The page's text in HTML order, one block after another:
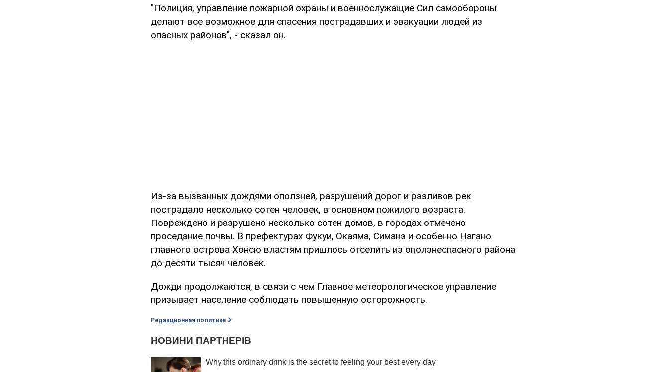
"Полиция, управление пожарной охраны и военнослужащие Сил самообороны
делают все возможное для спасения пострадавших и эвакуации людей из
опасных районов", - сказал он.
Из-за вызванных дождями оползней, разрушений дорог и разливов рек
пострадало несколько сотен человек, в основном пожилого возраста.
Повреждено и разрушено несколько сотен домов, в городах отмечено
проседание почвы. В префектурах Фукуи, Окаяма, Симанэ и особенно Нагано
главного острова Хонсю властям пришлось отселить из оползнеопасного района
до десяти тысяч человек.
Дожди продолжаются, в связи с чем Главное метеорологическое управление
призывает население соблюдать повышенную осторожность.
Редакционная политика